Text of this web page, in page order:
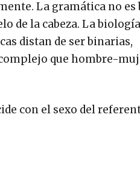
La gramática no es
de la cabeza. La
distan de ser binarias,
que hombre-
con el sexo del